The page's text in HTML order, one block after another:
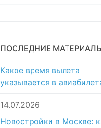
ПОСЛЕДНИЕ
Какое время вылета
указывается в
14.07.2026
Новостройки в Москве: